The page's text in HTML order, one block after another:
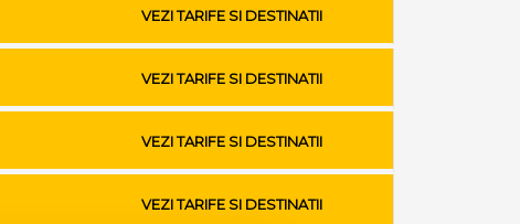
VEZI TARIFE SI DESTINATII
VEZI TARIFE SI DESTINATII
VEZI TARIFE SI DESTINATII
VEZI TARIFE SI DESTINATII